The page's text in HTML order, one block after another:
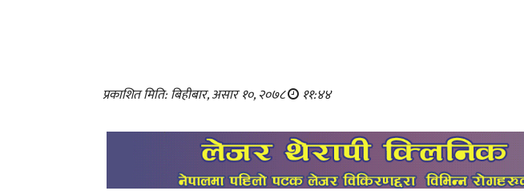
प्रकाशित मिति: बिहीबार, असार १०, २०७८ ११:४४